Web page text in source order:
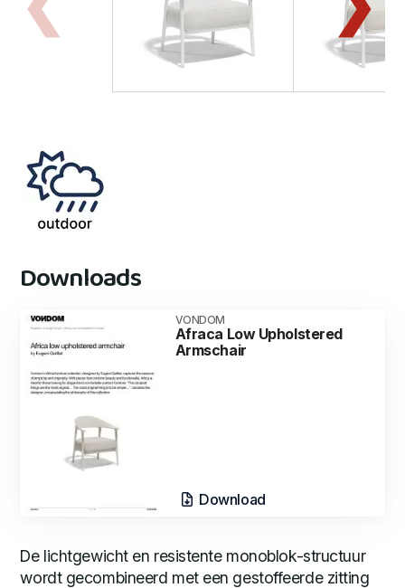
Downloads
VONDOM
Afraca Low Upholstered
Armschair
Download
De lichtgewicht en resistente monoblok-structuur
wordt gecombineerd met een gestoffeerde zitting